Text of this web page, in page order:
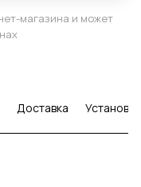
магазина и может
Доставка Установка